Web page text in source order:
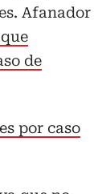
Afanador
de
por caso